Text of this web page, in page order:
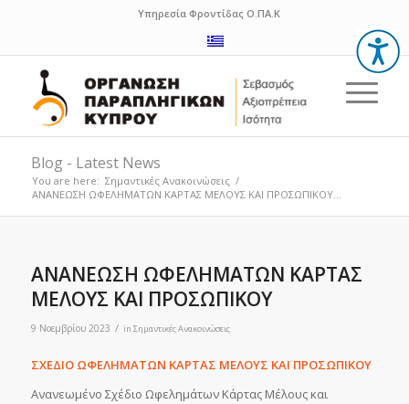
Υπηρεσία Φροντίδας Ο.ΠΑ.Κ
Blog - Latest News
You are here: Σημαντικές Ανακοινώσεις /
ΑΝΑΝΕΩΣΗ ΩΦΕΛΗΜΑΤΩΝ ΚΑΡΤΑΣ ΜΕΛΟΥΣ ΚΑΙ ΠΡΟΣΩΠΙΚΟΥ...
ΑΝΑΝΕΩΣΗ ΩΦΕΛΗΜΑΤΩΝ ΚΑΡΤΑΣ
ΜΕΛΟΥΣ ΚΑΙ ΠΡΟΣΩΠΙΚΟΥ
9 Νοεμβρίου 2023 / in Σημαντικές Ανακοινώσεις
ΣΧΕΔΙΟ ΩΦΕΛΗΜΑΤΩΝ ΚΑΡΤΑΣ ΜΕΛΟΥΣ ΚΑΙ ΠΡΟΣΩΠΙΚΟΥ
Ανανεωμένο Σχέδιο Ωφελημάτων Κάρτας Μέλους και